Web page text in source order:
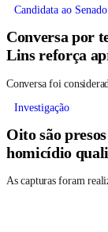
Candidata ao Senado
Conversa por
Lins reforça
Conversa foi
Investigação
Oito são
homicídio
As capturas foram